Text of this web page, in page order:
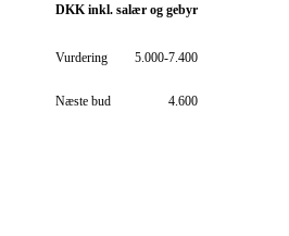
DKK inkl. salær og gebyr
Vurdering 5.000-7.400
Næste bud 4.600